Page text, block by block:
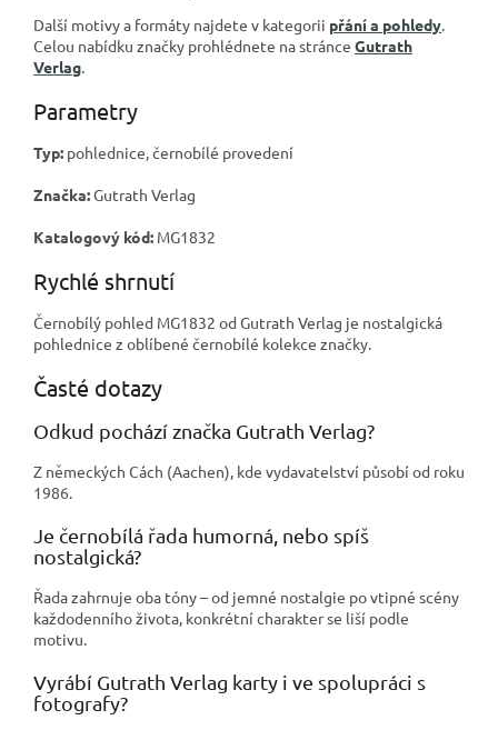
Další motivy a formáty najdete v kategorii přání a pohledy.
Celou nabídku značky prohlédnete na stránce Gutrath
Verlag.
Parametry
Typ: pohlednice, černobílé provedení
Značka:Gutrath Verlag
Katalogový kód: MG1832
Rychlé shrnutí
Černobílý pohled MG1832 od Gutrath Verlag je nostalgická
pohlednice z oblíbené černobílé kolekce značky.
Časté dotazy
Odkud pochází značka Gutrath Verlag?
Z německých Cách (Aachen), kde vydavatelství působí od roku
1986.
Je černobílá řada humorná, nebo spíš
nostalgická?
Řada zahrnuje oba tóny – od jemné nostalgie po vtipné scény
každodenního života, konkrétní charakter se liší podle
motivu.
Vyrábí Gutrath Verlag karty i ve spolupráci s
fotografy?